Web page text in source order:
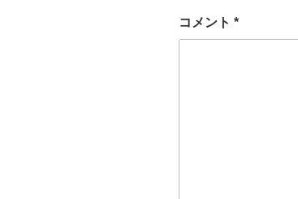
コメント *